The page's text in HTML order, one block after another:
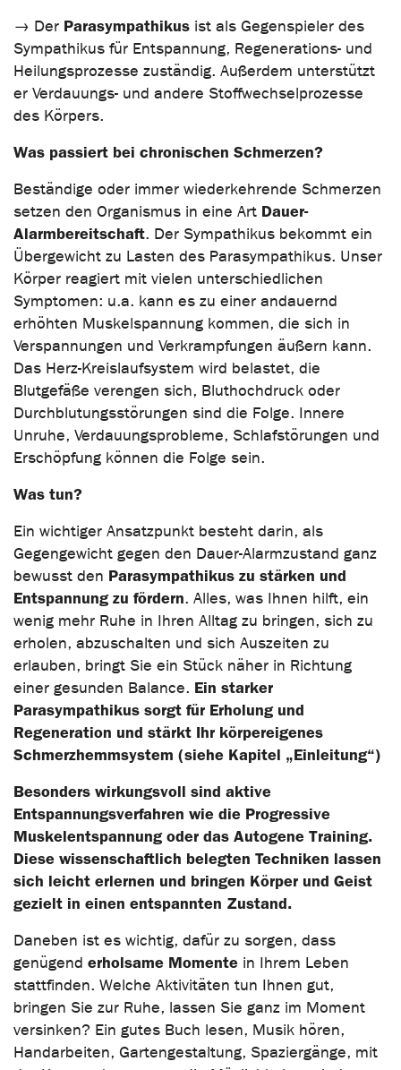
→ Der Parasympathikus ist als Gegenspieler des
Sympathikus für Entspannung, Regenerations- und
Heilungsprozesse zuständig. Außerdem unterstützt
er Verdauungs- und andere Stoffwechselprozesse
des Körpers.
Was passiert bei chronischen Schmerzen?
Beständige oder immer wiederkehrende Schmerzen
setzen den Organismus in eine Art Dauer-
Alarmbereitschaft. Der Sympathikus bekommt ein
Übergewicht zu Lasten des Parasympathikus. Unser
Körper reagiert mit vielen unterschiedlichen
Symptomen: u.a. kann es zu einer andauernd
erhöhten Muskelspannung kommen, die sich in
Verspannungen und Verkrampfungen äußern kann.
Das Herz-Kreislaufsystem wird belastet, die
Blutgefäße verengen sich, Bluthochdruck oder
Durchblutungsstörungen sind die Folge. Innere
Unruhe, Verdauungsprobleme, Schlafstörungen und
Erschöpfung können die Folge sein.
Was tun?
Ein wichtiger Ansatzpunkt besteht darin, als
Gegengewicht gegen den Dauer-Alarmzustand ganz
bewusst den Parasympathikus zu stärken und
Entspannung zu fördern. Alles, was Ihnen hilft, ein
wenig mehr Ruhe in Ihren Alltag zu bringen, sich zu
erholen, abzuschalten und sich Auszeiten zu
erlauben, bringt Sie ein Stück näher in Richtung
einer gesunden Balance. Ein starker
Parasympathikus sorgt für Erholung und
Regeneration und stärkt Ihr körpereigenes
Schmerzhemmsystem (siehe Kapitel „Einleitung“)
Besonders wirkungsvoll sind aktive
Entspannungsverfahren wie die Progressive
Muskelentspannung oder das Autogene Training.
Diese wissenschaftlich belegten Techniken lassen
sich leicht erlernen und bringen Körper und Geist
gezielt in einen entspannten Zustand.
Daneben ist es wichtig, dafür zu sorgen, dass
genügend erholsame Momente in Ihrem Leben
stattfinden. Welche Aktivitäten tun Ihnen gut,
bringen Sie zur Ruhe, lassen Sie ganz im Moment
versinken? Ein gutes Buch lesen, Musik hören,
Handarbeiten, Gartengestaltung, Spaziergänge, mit